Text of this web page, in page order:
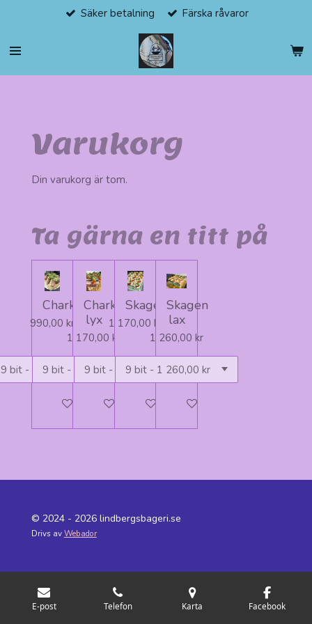
huvudinnehållet
Säker betalning Färska råvaror
Varukorg
Din varukorg är tom.
Ta gärna en titt på
Chark
990,00 kr
Lägg till i varukorg
Chark
lyx
1 170,00 kr
Lägg till i varukorg
Skagen
1 170,00 kr
Lägg till i varukorg
Skagen
lax
1 260,00 kr
Lägg till i varukorg
© 2024 - 2026 lindbergsbageri.se
Drivs avWebador
E-post Telefon Karta Facebook